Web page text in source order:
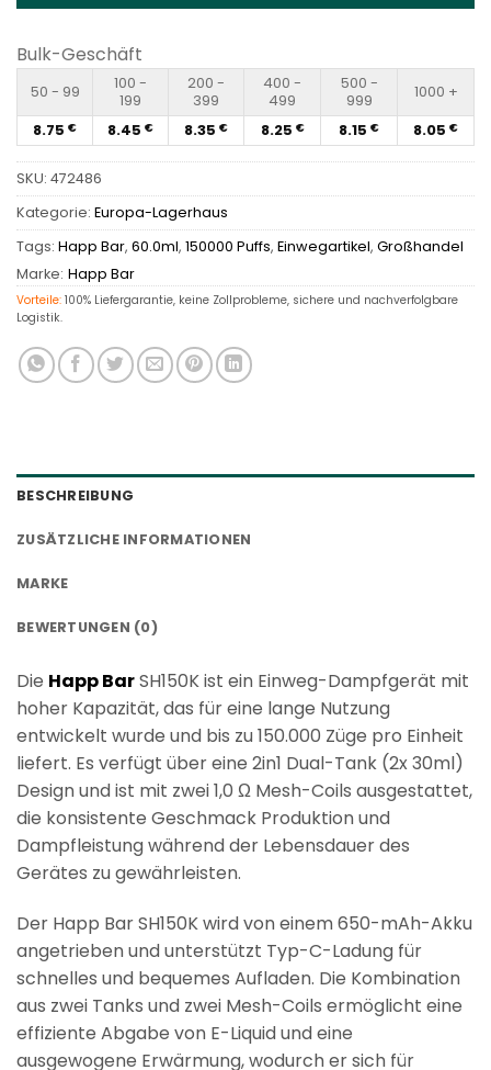
Bulk-Geschäft
50 - 99
100 -
199
200 -
399
400 -
499
500 -
999
1000 +
8.75 € 8.45 € 8.35 € 8.25 € 8.15 € 8.05 €
SKU: 472486
Kategorie: Europa-Lagerhaus
Tags: Happ Bar, 60.0ml, 150000 Puffs, Einwegartikel, Großhandel
Marke: Happ Bar
Vorteile: 100% Liefergarantie, keine Zollprobleme, sichere und nachverfolgbare
Logistik.
BESCHREIBUNG
ZUSÄTZLICHE INFORMATIONEN
MARKE
BEWERTUNGEN (0)
Die Happ BarSH150K ist ein Einweg-Dampfgerät mit
hoher Kapazität, das für eine lange Nutzung
entwickelt wurde und bis zu 150.000 Züge pro Einheit
liefert. Es verfügt über eine 2in1 Dual-Tank (2x 30ml)
Design und ist mit zwei 1,0 Ω Mesh-Coils ausgestattet,
die konsistente Geschmack Produktion und
Dampfleistung während der Lebensdauer des
Gerätes zu gewährleisten.
Der Happ Bar SH150K wird von einem 650-mAh-Akku
angetrieben und unterstützt Typ-C-Ladung für
schnelles und bequemes Aufladen. Die Kombination
aus zwei Tanks und zwei Mesh-Coils ermöglicht eine
effiziente Abgabe von E-Liquid und eine
ausgewogene Erwärmung, wodurch er sich für